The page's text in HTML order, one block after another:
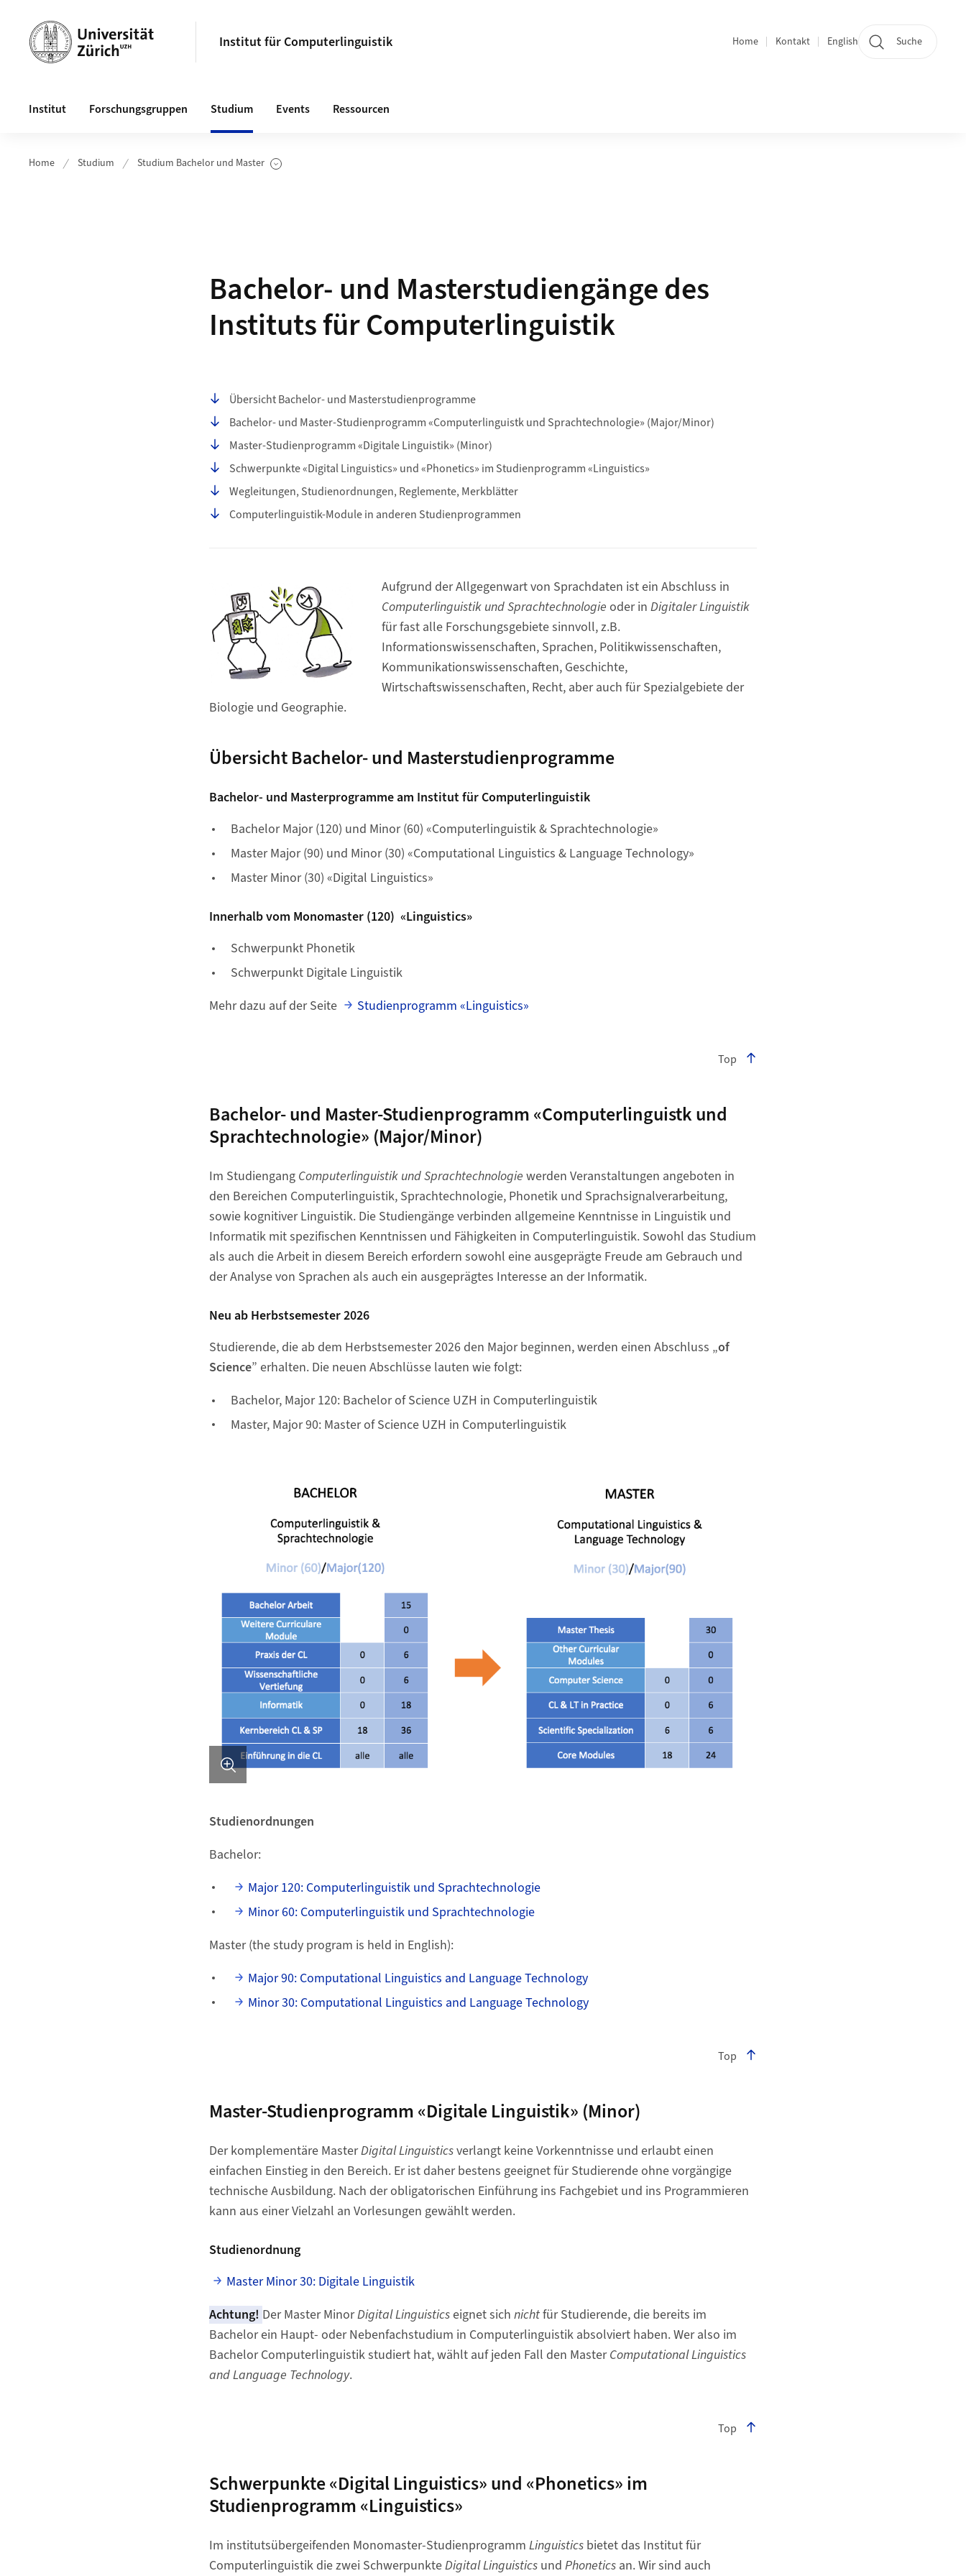
Institut für Computerlinguistik
Bereichsnavigation
Home Kontakt English Suche
Institut Forschungsgruppen Studium Events Ressourcen
Home Studium Studium Bachelor und Master
Unterseiten anzeigen
Bachelor- und Masterstudiengänge des
Instituts für Computerlinguistik
Seiteninhalt
Übersicht Bachelor- und Masterstudienprogramme
Bachelor- und Master-Studienprogramm «Computerlinguistk und Sprachtechnologie» (Major/Minor)
Master-Studienprogramm «Digitale Linguistik» (Minor)
Schwerpunkte «Digital Linguistics» und «Phonetics» im Studienprogramm «Linguistics»
Wegleitungen, Studienordnungen, Reglemente, Merkblätter
Computerlinguistik-Module in anderen Studienprogrammen
Aufgrund der Allgegenwart von Sprachdaten ist ein Abschluss in
Computerlinguistik und Sprachtechnologie oder in Digitaler Linguistik
für fast alle Forschungsgebiete sinnvoll, z.B.
Informationswissenschaften, Sprachen, Politikwissenschaften,
Kommunikationswissenschaften, Geschichte,
Wirtschaftswissenschaften, Recht, aber auch für Spezialgebiete der
Biologie und Geographie.
Übersicht Bachelor- und Masterstudienprogramme
Bachelor- und Masterprogramme am Institut für Computerlinguistik
Bachelor Major (120) und Minor (60) «Computerlinguistik & Sprachtechnologie»
Master Major (90) und Minor (30) «Computational Linguistics & Language Technology»
Master Minor (30) «Digital Linguistics»
Innerhalb vom Monomaster (120) «Linguistics»
Schwerpunkt Phonetik
Schwerpunkt Digitale Linguistik
Mehr dazu auf der Seite
Studienprogramm «Linguistics»
Top
Bachelor- und Master-Studienprogramm «Computerlinguistk und
Sprachtechnologie» (Major/Minor)
Im Studiengang Computerlinguistik und Sprachtechnologie werden Veranstaltungen angeboten in
den Bereichen Computerlinguistik, Sprachtechnologie, Phonetik und Sprachsignalverarbeitung,
sowie kognitiver Linguistik. Die Studiengänge verbinden allgemeine Kenntnisse in Linguistik und
Informatik mit spezifischen Kenntnissen und Fähigkeiten in Computerlinguistik. Sowohl das Studium
als auch die Arbeit in diesem Bereich erfordern sowohl eine ausgeprägte Freude am Gebrauch und
der Analyse von Sprachen als auch ein ausgeprägtes Interesse an der Informatik.
Neu ab Herbstsemester 2026
Studierende, die ab dem Herbstsemester 2026 den Major beginnen, werden einen Abschluss „of
Science” erhalten. Die neuen Abschlüsse lauten wie folgt:
Bachelor, Major 120: Bachelor of Science UZH in Computerlinguistik
Master, Major 90: Master of Science UZH in Computerlinguistik
Studienordnungen
Bachelor:
Major 120: Computerlinguistik und Sprachtechnologie
Minor 60: Computerlinguistik und Sprachtechnologie
Master (the study program is held in English):
Major 90: Computational Linguistics and Language Technology
Minor 30: Computational Linguistics and Language Technology
Top
Master-Studienprogramm «Digitale Linguistik» (Minor)
Der komplementäre MasterDigital Linguisticsverlangt keine Vorkenntnisse und erlaubt einen
einfachen Einstieg in den Bereich. Er ist daher bestens geeignet für Studierende ohne vorgängige
technische Ausbildung. Nach der obligatorischen Einführung ins Fachgebiet und ins Programmieren
kann aus einer Vielzahl an Vorlesungen gewählt werden.
Studienordnung
Master Minor 30: Digitale Linguistik
Achtung! Der Master MinorDigital Linguisticseignet sich nichtfür Studierende, die bereits im
Bachelor ein Haupt- oder Nebenfachstudium in Computerlinguistik absolviert haben. Wer also im
Bachelor Computerlinguistik studiert hat, wählt auf jeden Fall den MasterComputational Linguistics
and Language Technology.
Top
Schwerpunkte «Digital Linguistics» und «Phonetics» im
Studienprogramm «Linguistics»
Im institutsübergeifenden Monomaster-Studienprogramm Linguisticsbietet das Institut für
Computerlinguistik die zwei SchwerpunkteDigital Linguisticsund Phoneticsan. Wir sind auch